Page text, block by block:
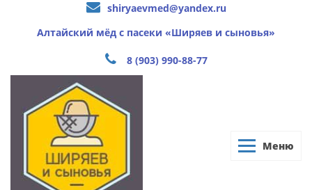
shiryaevmed@yandex.ru
Алтайский мёд с пасеки «Ширяев и сыновья»
8 (903) 990-88-77
Меню